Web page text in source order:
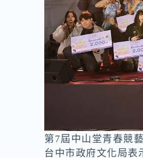
第7屆中山堂青春競
台中市政府文化局